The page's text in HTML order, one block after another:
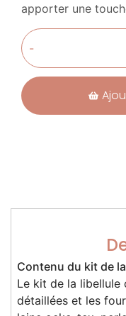
apporter une
-
Contenu du kit de
Le kit de la
détaillées et les